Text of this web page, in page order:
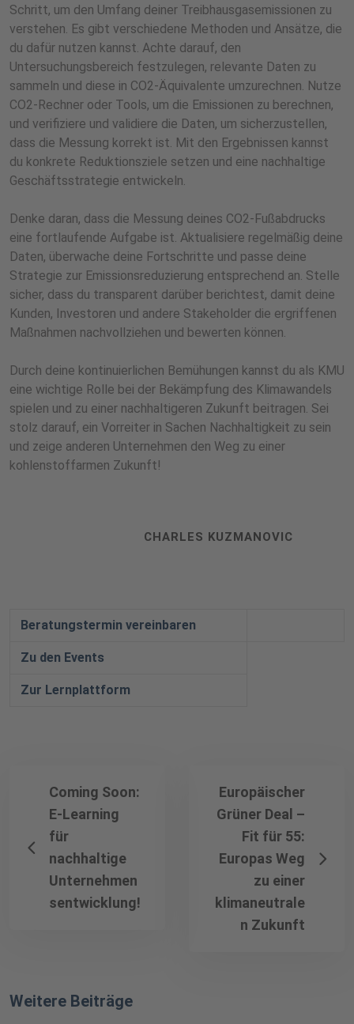
Schritt, um den Umfang deiner Treibhausgasemissionen zu
verstehen. Es gibt verschiedene Methoden und Ansätze, die
du dafür nutzen kannst. Achte darauf, den
Untersuchungsbereich festzulegen, relevante Daten zu
sammeln und diese in CO2-Äquivalente umzurechnen. Nutze
CO2-Rechner oder Tools, um die Emissionen zu berechnen,
und verifiziere und validiere die Daten, um sicherzustellen,
dass die Messung korrekt ist. Mit den Ergebnissen kannst
du konkrete Reduktionsziele setzen und eine nachhaltige
Geschäftsstrategie entwickeln.
Denke daran, dass die Messung deines CO2-Fußabdrucks
eine fortlaufende Aufgabe ist. Aktualisiere regelmäßig deine
Daten, überwache deine Fortschritte und passe deine
Strategie zur Emissionsreduzierung entsprechend an. Stelle
sicher, dass du transparent darüber berichtest, damit deine
Kunden, Investoren und andere Stakeholder die ergriffenen
Maßnahmen nachvollziehen und bewerten können.
Durch deine kontinuierlichen Bemühungen kannst du als KMU
eine wichtige Rolle bei der Bekämpfung des Klimawandels
spielen und zu einer nachhaltigeren Zukunft beitragen. Sei
stolz darauf, ein Vorreiter in Sachen Nachhaltigkeit zu sein
und zeige anderen Unternehmen den Weg zu einer
kohlenstoffarmen Zukunft!
CHARLES KUZMANOVIC
Beratungstermin vereinbaren
Zu den Events
Zur Lernplattform
Coming Soon:
E-Learning
für
nachhaltige
Unternehmen
sentwicklung!
Europäischer
Grüner Deal –
Fit für 55:
Europas Weg
zu einer
klimaneutrale
n Zukunft
Weitere Beiträge